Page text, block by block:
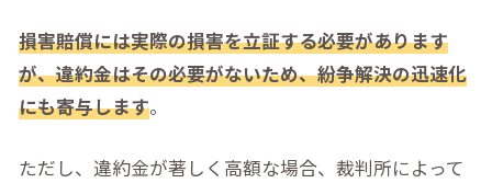
損害賠償には実際の損害を立証する必要があります
が、違約金はその必要がないため、紛争解決の迅速化
にも寄与します。
ただし、違約金が著しく高額な場合、裁判所によって